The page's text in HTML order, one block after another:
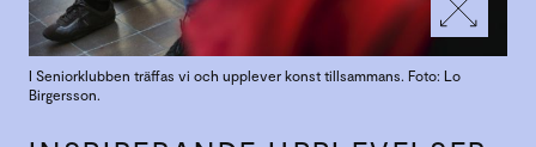
I Seniorklubben träffas vi och upplever konst tillsammans. Foto: Lo
Birgersson.